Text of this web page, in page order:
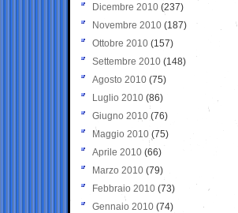
Dicembre 2010 (237)
Novembre 2010 (187)
Ottobre 2010 (157)
Settembre 2010 (148)
Agosto 2010 (75)
Luglio 2010 (86)
Giugno 2010 (76)
Maggio 2010 (75)
Aprile 2010 (66)
Marzo 2010 (79)
Febbraio 2010 (73)
Gennaio 2010 (74)